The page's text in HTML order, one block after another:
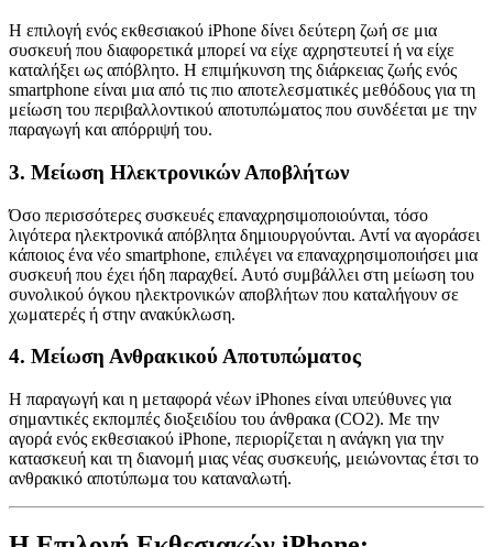
Η επιλογή ενός εκθεσιακού iPhone δίνει δεύτερη ζωή σε μια
συσκευή που διαφορετικά μπορεί να είχε αχρηστευτεί ή να είχε
καταλήξει ως απόβλητο. Η επιμήκυνση της διάρκειας ζωής ενός
smartphone είναι μια από τις πιο αποτελεσματικές μεθόδους για τη
μείωση του περιβαλλοντικού αποτυπώματος που συνδέεται με την
παραγωγή και απόρριψή του.
3. Μείωση Ηλεκτρονικών Αποβλήτων
Όσο περισσότερες συσκευές επαναχρησιμοποιούνται, τόσο
λιγότερα ηλεκτρονικά απόβλητα δημιουργούνται. Αντί να αγοράσει
κάποιος ένα νέο smartphone, επιλέγει να επαναχρησιμοποιήσει μια
συσκευή που έχει ήδη παραχθεί. Αυτό συμβάλλει στη μείωση του
συνολικού όγκου ηλεκτρονικών αποβλήτων που καταλήγουν σε
χωματερές ή στην ανακύκλωση.
4. Μείωση Ανθρακικού Αποτυπώματος
Η παραγωγή και η μεταφορά νέων iPhones είναι υπεύθυνες για
σημαντικές εκπομπές διοξειδίου του άνθρακα (CO2). Με την
αγορά ενός εκθεσιακού iPhone, περιορίζεται η ανάγκη για την
κατασκευή και τη διανομή μιας νέας συσκευής, μειώνοντας έτσι το
ανθρακικό αποτύπωμα του καταναλωτή.